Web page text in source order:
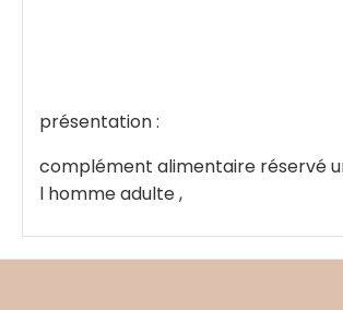
présentation :
complément alimentaire réservé
l homme adulte ,